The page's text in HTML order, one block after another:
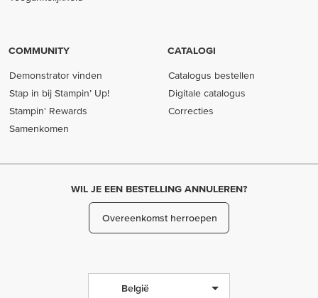
COMMUNITY
Demonstrator vinden
Stap in bij Stampin’ Up!
Stampin' Rewards
Samenkomen
CATALOGI
Catalogus bestellen
Digitale catalogus
Correcties
WIL JE EEN BESTELLING ANNULEREN?
Overeenkomst herroepen
België